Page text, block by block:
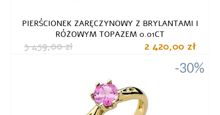
PIERŚCIONEK ZARĘCZYNOWY Z BRYLANTAMI I
RÓŻOWYM TOPAZEM 0.01CT
3 459,00 zł 2 420,00 zł
-30%